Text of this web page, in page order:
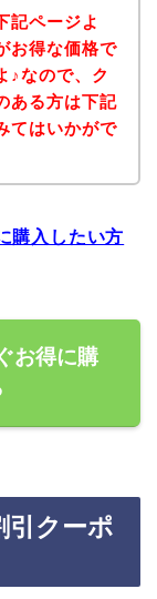
記ページよ
お得な価格で
♪なので、ク
ある方は下記
てはいかがで
購入したい方
お得に購
引クーポ